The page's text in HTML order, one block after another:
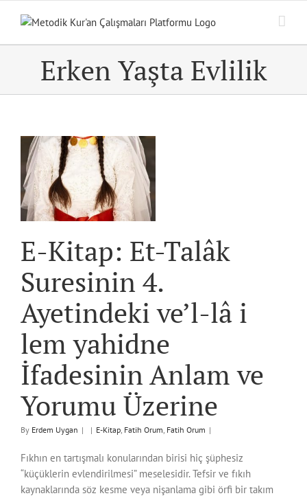
Erken Yaşta Evlilik
E-Kitap: Et-Talâk
Suresinin 4.
Ayetindeki ve’l-lâ i
lem yahidne
İfadesinin Anlam ve
Yorumu Üzerine
By Erdem Uygan | | E-Kitap, Fatih Orum, Fatih Orum |
Fıkhın en tartışmalı konularından birisi hiç şüphesiz
“küçüklerin evlendirilmesi” meselesidir. Tefsir ve fıkıh
kaynaklarında söz kesme veya nişanlama gibi örfi bir takım